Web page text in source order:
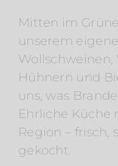
Mitten im
unserem
Hühnern und
uns, was
Ehrliche Küche
Region – frisch,
gekocht.